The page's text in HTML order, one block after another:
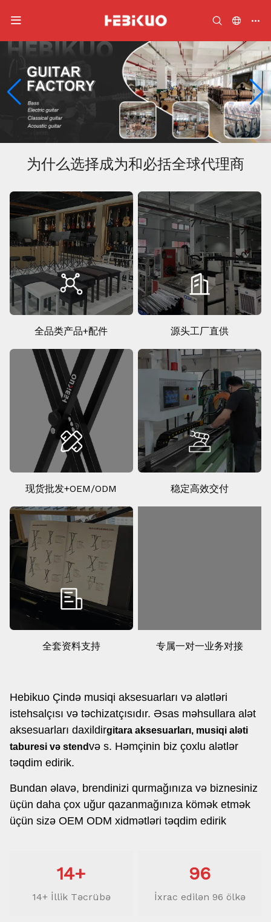
2/2
为什么选择成为和必括全球代理商
全品类产品+配件 源头工厂直供
现货批发+OEM/ODM 稳定高效交付
全套资料支持 专属一对一业务对接
Hebikuo Çində musiqi aksesuarları və alətləri
istehsalçısı və təchizatçısıdır. Əsas məhsullara alət
aksesuarları daxildirgitara aksesuarları, musiqi aləti
taburesi və stendvə s. Həmçinin biz çoxlu alətlər
təqdim edirik.
Bundan əlavə, brendinizi qurmağınıza və biznesiniz
üçün daha çox uğur qazanmağınıza kömək etmək
üçün sizə OEM ODM xidmətləri təqdim edirik
14+
14+ İllik Təcrübə
96
İxrac edilən 96 ölkə